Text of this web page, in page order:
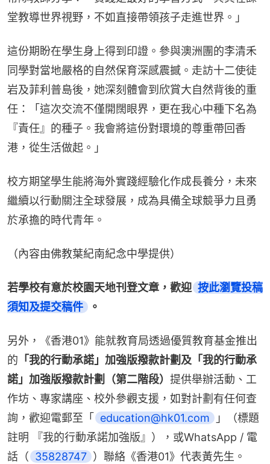
堂教導世界視野，不如直接帶領孩子走進世界。」
這份期盼在學生身上得到印證。參與澳洲團的李清禾
同學對當地嚴格的自然保育深感震撼。走訪十二使徒
岩及菲利普島後，她深刻體會到欣賞大自然背後的重
任：「這次交流不僅開闊眼界，更在我心中種下名為
『責任』的種子。我會將這份對環境的尊重帶回香
港，從生活做起。」
校方期望學生能將海外實踐經驗化作成長養分，未來
繼續以行動關注全球發展，成為具備全球競爭力且勇
於承擔的時代青年。
（內容由佛教葉紀南紀念中學提供）
若學校有意於校園天地刊登文章，歡迎 按此瀏覽投稿
須知及提交稿件
。
另外，《香港01》能就教育局透過優質教育基金推出
的 「我的行動承諾」加強版撥款計劃及「我的行動承
諾」加強版撥款計劃（第二階段） 提供舉辦活動、工
作坊、專家講座、校外參觀支援，如對計劃有任何查
詢，歡迎電郵至「 education@hk01.com
」（標題
註明 『我的行動承諾加強版』），或WhatsApp / 電
話（ 35828747 ）聯絡《香港01》代表黃先生。